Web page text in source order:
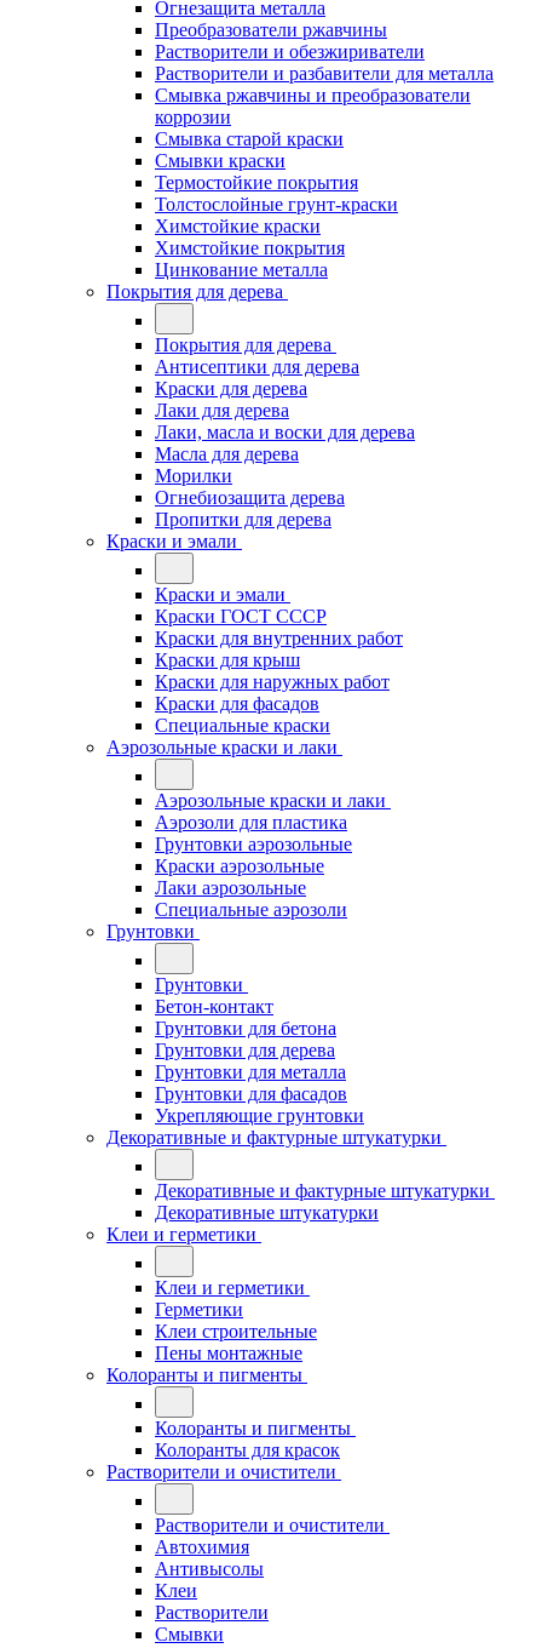
Огнезащита металла
Преобразователи ржавчины
Растворители и обезжириватели
Растворители и разбавители для металла
Смывка ржавчины и преобразователи
коррозии
Смывка старой краски
Смывки краски
Термостойкие покрытия
Толстослойные грунт-краски
Химстойкие краски
Химстойкие покрытия
Цинкование металла
Покрытия для дерева
Покрытия для дерева
Антисептики для дерева
Краски для дерева
Лаки для дерева
Лаки, масла и воски для дерева
Масла для дерева
Морилки
Огнебиозащита дерева
Пропитки для дерева
Краски и эмали
Краски и эмали
Краски ГОСТ СССР
Краски для внутренних работ
Краски для крыш
Краски для наружных работ
Краски для фасадов
Специальные краски
Аэрозольные краски и лаки
Аэрозольные краски и лаки
Аэрозоли для пластика
Грунтовки аэрозольные
Краски аэрозольные
Лаки аэрозольные
Специальные аэрозоли
Грунтовки
Грунтовки
Бетон-контакт
Грунтовки для бетона
Грунтовки для дерева
Грунтовки для металла
Грунтовки для фасадов
Укрепляющие грунтовки
Декоративные и фактурные штукатурки
Декоративные и фактурные штукатурки
Декоративные штукатурки
Клеи и герметики
Клеи и герметики
Герметики
Клеи строительные
Пены монтажные
Колоранты и пигменты
Колоранты и пигменты
Колоранты для красок
Растворители и очистители
Растворители и очистители
Автохимия
Антивысолы
Клеи
Растворители
Смывки